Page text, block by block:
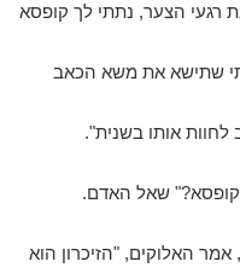
רגעי הצער, נתתי לך קופסא
שתישא את משא הכאב
אותו בשנית".
שאל האדם.
אמר האלוקים, "הזיכרון הוא